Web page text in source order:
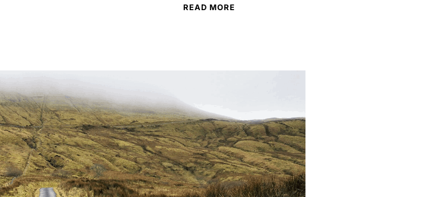
READ MORE